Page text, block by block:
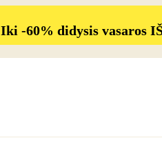
Iki -60% didysis vasaros